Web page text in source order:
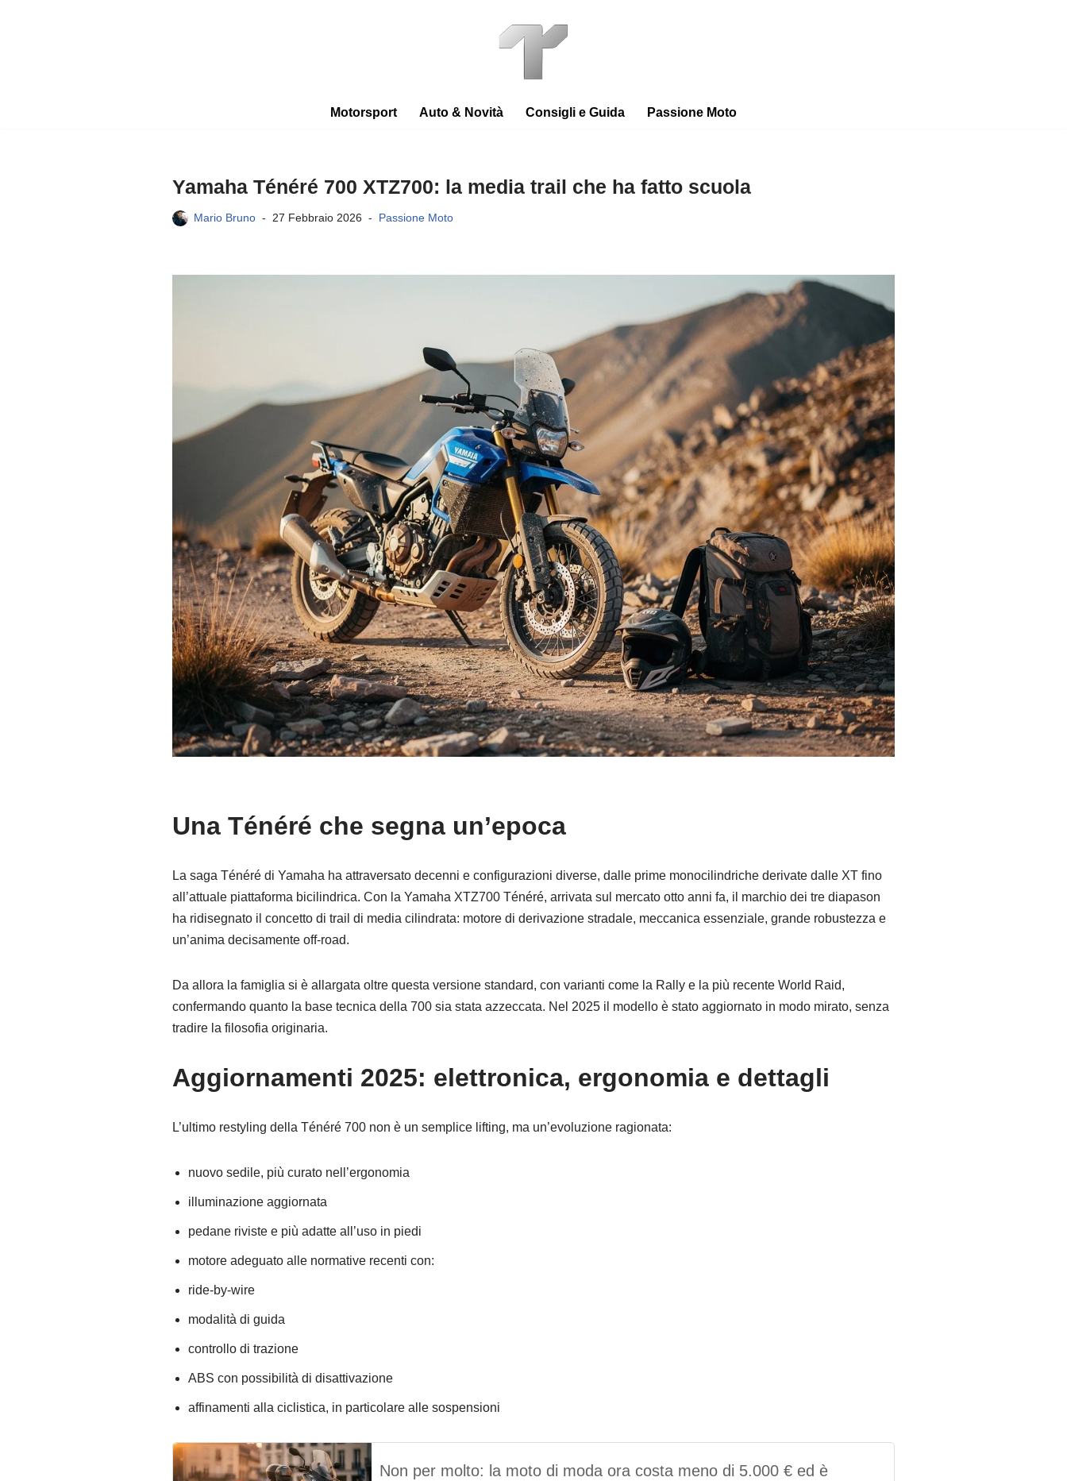
Motorsport
Auto & Novità Consigli e Guida Passione Moto
Yamaha Ténéré 700 XTZ700: la media trail che ha fatto scuola
Mario Bruno 27 Febbraio 2026 Passione Moto
Una Ténéré che segna un’epoca
La saga Ténéré di Yamaha ha attraversato decenni e configurazioni diverse, dalle prime monocilindriche derivate dalle XT fino
all’attuale piattaforma bicilindrica. Con la Yamaha XTZ700 Ténéré, arrivata sul mercato otto anni fa, il marchio dei tre diapason
ha ridisegnato il concetto di trail di media cilindrata: motore di derivazione stradale, meccanica essenziale, grande robustezza e
un’anima decisamente off-road.
Da allora la famiglia si è allargata oltre questa versione standard, con varianti come la Rally e la più recente World Raid,
confermando quanto la base tecnica della 700 sia stata azzeccata. Nel 2025 il modello è stato aggiornato in modo mirato, senza
tradire la filosofia originaria.
Aggiornamenti 2025: elettronica, ergonomia e dettagli
L’ultimo restyling della Ténéré 700 non è un semplice lifting, ma un’evoluzione ragionata:
nuovo sedile, più curato nell’ergonomia
illuminazione aggiornata
pedane riviste e più adatte all’uso in piedi
motore adeguato alle normative recenti con:
ride-by-wire
modalità di guida
controllo di trazione
ABS con possibilità di disattivazione
affinamenti alla ciclistica, in particolare alle sospensioni
Non per molto: la moto di moda ora costa meno di 5.000 € ed è